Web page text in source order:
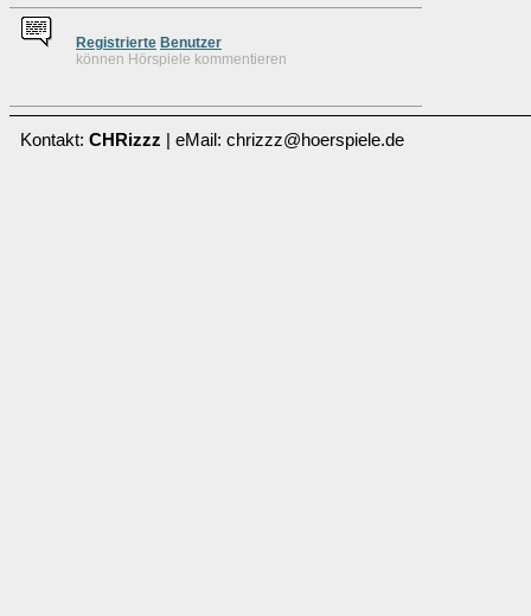
Registrierte Benutzer
können Hörspiele kommentieren
Kontakt: CHRizzz | eMail: chrizzz@hoerspiele.de